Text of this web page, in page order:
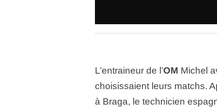
L’entraineur de l’OM Michel
choisissaient leurs matchs.
à Braga, le technicien